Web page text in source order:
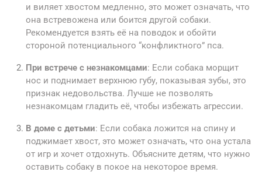
и виляет хвостом медленно, это может означать, что
она встревожена или боится другой собаки.
Рекомендуется взять её на поводок и обойти
стороной потенциального “конфликтного” пса.
При встрече с незнакомцами: Если собака морщит
нос и поднимает верхнюю губу, показывая зубы, это
признак недовольства. Лучше не позволять
незнакомцам гладить её, чтобы избежать агрессии.
В доме с детьми: Если собака ложится на спину и
поджимает хвост, это может означать, что она устала
от игр и хочет отдохнуть. Объясните детям, что нужно
оставить собаку в покое на некоторое время.